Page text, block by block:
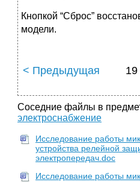
Кнопкой “Сброс”
модели.
< Предыдущая
Соседние файлы в
электроснабжение
Исследование работы
устройства релейной
электропередач.doc
Исследование работы